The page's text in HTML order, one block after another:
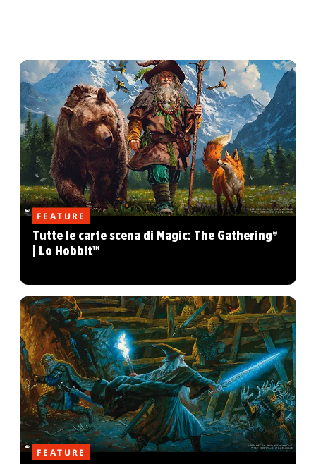
FEATURE
Tutte le carte scena di Magic: The Gathering®
| Lo Hobbit™
FEATURE